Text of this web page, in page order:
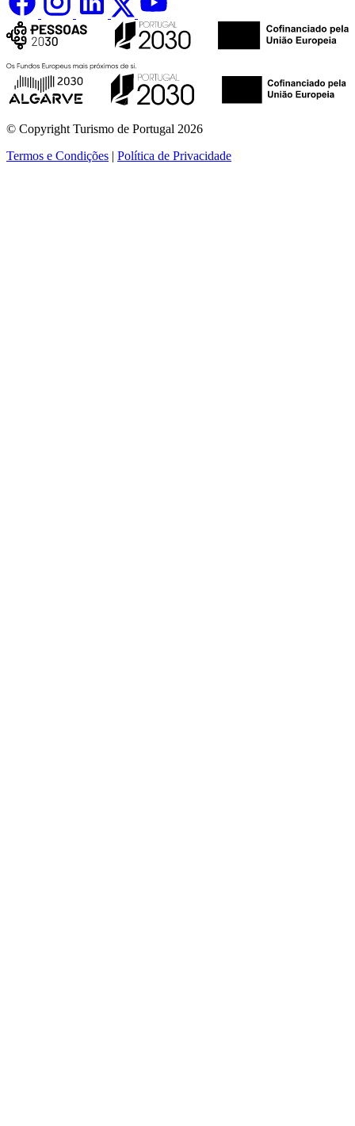
© Copyright Turismo de Portugal 2026
Termos e Condições | Política de Privacidade